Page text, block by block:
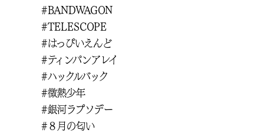
#BANDWAGON
#TELESCOPE
#はっぴいえんど
#ティンパンアレイ
#ハックルバック
#微熱少年
#銀河ラプソデー
#８月の匂い